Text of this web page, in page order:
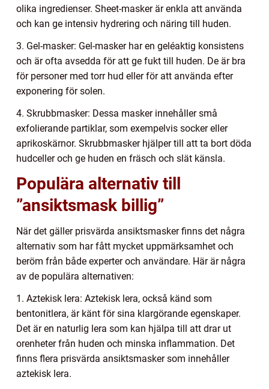
olika ingredienser. Sheet-masker är enkla att använda
och kan ge intensiv hydrering och näring till huden.
3. Gel-masker: Gel-masker har en geléaktig konsistens
och är ofta avsedda för att ge fukt till huden. De är bra
för personer med torr hud eller för att använda efter
exponering för solen.
4. Skrubbmasker: Dessa masker innehåller små
exfolierande partiklar, som exempelvis socker eller
aprikoskärnor. Skrubbmasker hjälper till att ta bort döda
hudceller och ge huden en fräsch och slät känsla.
Populära alternativ till
”ansiktsmask billig”
När det gäller prisvärda ansiktsmasker finns det några
alternativ som har fått mycket uppmärksamhet och
beröm från både experter och användare. Här är några
av de populära alternativen:
1. Aztekisk lera: Aztekisk lera, också känd som
bentonitlera, är känt för sina klargörande egenskaper.
Det är en naturlig lera som kan hjälpa till att drar ut
orenheter från huden och minska inflammation. Det
finns flera prisvärda ansiktsmasker som innehåller
aztekisk lera.